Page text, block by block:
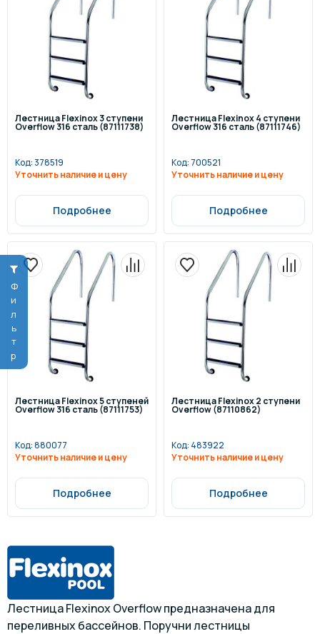
Фильтр
Лестница Flexinox 3 ступени
Overflow 316 сталь (87111738)
Код:378519
Уточнить наличие и цену
Подробнее
Лестница Flexinox 4 ступени
Overflow 316 сталь (87111746)
Код: 700521
Уточнить наличие и цену
Подробнее
Лестница Flexinox 5 ступеней
Overflow 316 сталь (87111753)
Код:880077
Уточнить наличие и цену
Подробнее
Лестница Flexinox 2 ступени
Overflow (87110862)
Код: 483922
Уточнить наличие и цену
Подробнее
Лестница Flexinox Overflow предназначена для
переливных бассейнов. Поручни лестницы